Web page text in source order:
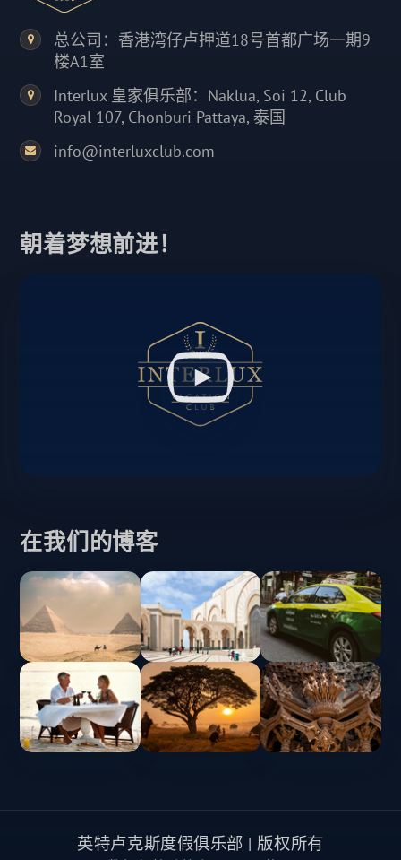
总公司：香港湾仔卢押道18号首都广场一期9
楼A1室
Interlux 皇家俱乐部：Naklua, Soi 12, Club
Royal 107, Chonburi Pattaya, 泰国
info@interluxclub.com
朝着梦想前进！
在我们的博客
英特卢克斯度假俱乐部 | 版权所有